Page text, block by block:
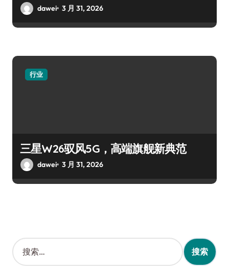
dawei 3 月 31, 2026
行业
三星W26驭风5G，高端旗舰新典范
dawei 3 月 31, 2026
搜
索
：